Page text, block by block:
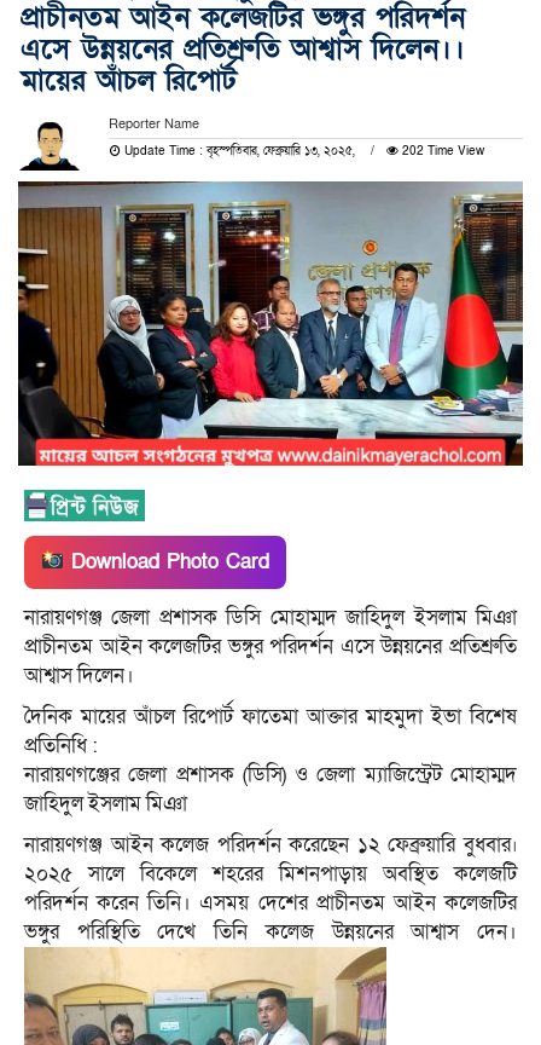
প্রাচীনতম আইন কলেজটির ভঙ্গুর পরিদর্শন
এসে উন্নয়নের প্রতিশ্রুতি আশ্বাস দিলেন।।
মায়ের আঁচল রিপোর্ট
Reporter Name
Update Time : বৃহস্পতিবার, ফেব্রুয়ারি ১৩, ২০২৫, 202 Time View
Download Photo Card
নারায়ণগঞ্জ জেলা প্রশাসক ডিসি মোহাম্মদ জাহিদুল ইসলাম মিঞা
প্রাচীনতম আইন কলেজটির ভঙ্গুর পরিদর্শন এসে উন্নয়নের প্রতিশ্রুতি
আশ্বাস দিলেন।
দৈনিক মায়ের আঁচল রিপোর্ট ফাতেমা আক্তার মাহমুদা ইভা বিশেষ
প্রতিনিধি :
নারায়ণগঞ্জের জেলা প্রশাসক (ডিসি) ও জেলা ম্যাজিস্ট্রেট মোহাম্মদ
জাহিদুল ইসলাম মিঞা
নারায়ণগঞ্জ আইন কলেজ পরিদর্শন করেছেন ১২ ফেব্রুয়ারি বুধবার৷
২০২৫ সালে বিকেলে শহরের মিশনপাড়ায় অবস্থিত কলেজটি
পরিদর্শন করেন তিনি। এসময় দেশের প্রাচীনতম আইন কলেজটির
ভঙ্গুর পরিস্থিতি দেখে তিনি কলেজ উন্নয়নের আশ্বাস দেন।